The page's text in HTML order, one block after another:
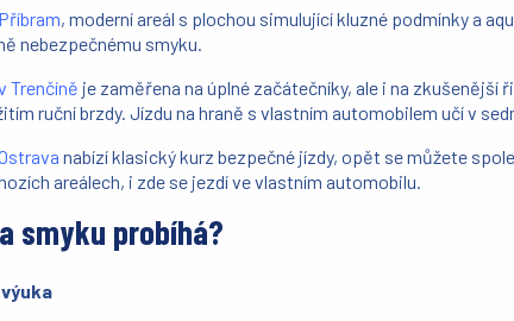
, moderní areál s plochou simulující kluzné podmínky a
nebezpečnému smyku.
Trenčíně je zaměřena na úplné začátečníky, ale i na
ruční brzdy. Jízdu na hraně s vlastním automobilem učí v
nabízí klasický kurz bezpečné jízdy, opět se můžete
areálech, i zde se jezdí ve vlastním automobilu.
smyku probíhá?